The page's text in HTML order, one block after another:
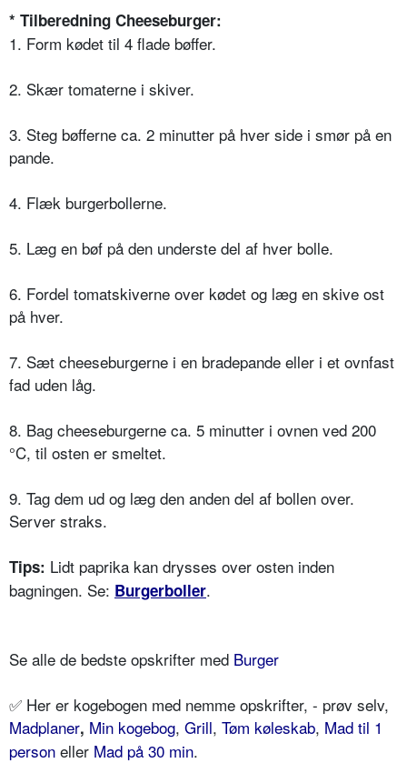
* Tilberedning Cheeseburger:
1. Form kødet til 4 flade bøffer.
2. Skær tomaterne i skiver.
3. Steg bøfferne ca. 2 minutter på hver side i smør på en
pande.
4. Flæk burgerbollerne.
5. Læg en bøf på den underste del af hver bolle.
6. Fordel tomatskiverne over kødet og læg en skive ost
på hver.
7. Sæt cheeseburgerne i en bradepande eller i et ovnfast
fad uden låg.
8. Bag cheeseburgerne ca. 5 minutter i ovnen ved 200
°C, til osten er smeltet.
9. Tag dem ud og læg den anden del af bollen over.
Server straks.
Tips: Lidt paprika kan drysses over osten inden
bagningen. Se: Burgerboller.
Se alle de bedste opskrifter med Burger
✅ Her er kogebogen med nemme opskrifter, - prøv selv,
Madplaner, Min kogebog, Grill, Tøm køleskab, Mad til 1
person eller Mad på 30 min.